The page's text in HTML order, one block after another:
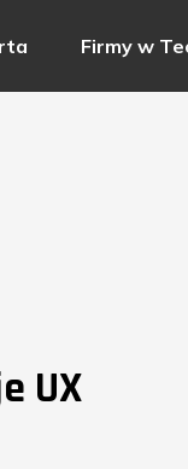
Firmy w
UX